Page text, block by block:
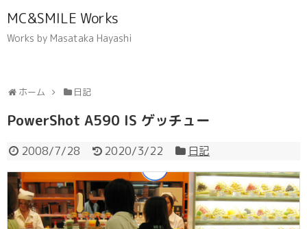
MC&SMILE Works
Works by Masataka Hayashi
ホーム 日記
PowerShot A590 IS ゲッチュー
2008/7/28 2020/3/22 日記